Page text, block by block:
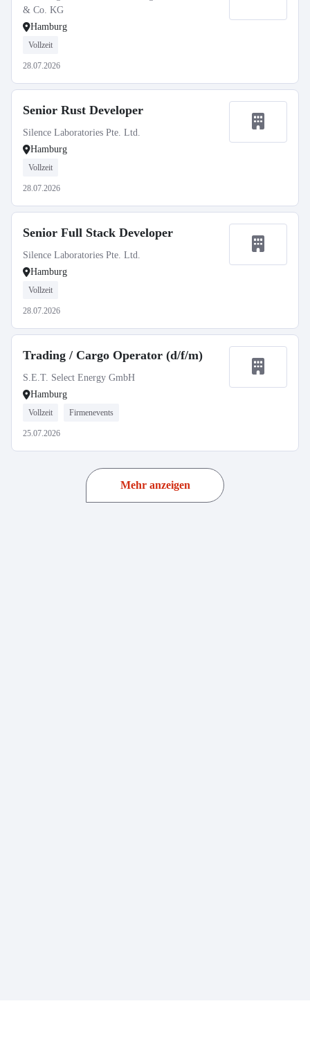
& Co. KG
Hamburg
Vollzeit
28.07.2026
Senior Rust Developer
Silence Laboratories Pte. Ltd.
Hamburg
Vollzeit
28.07.2026
Senior Full Stack Developer
Silence Laboratories Pte. Ltd.
Hamburg
Vollzeit
28.07.2026
Trading / Cargo Operator (d/f/m)
S.E.T. Select Energy GmbH
Hamburg
Vollzeit Firmenevents
25.07.2026
Mehr anzeigen